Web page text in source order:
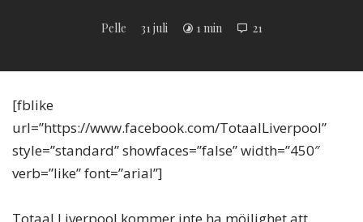
Pelle 31 juli 1 min 21
[fblike
url=”https://www.facebook.com/TotaalLiverpool”
style=”standard” showfaces=”false” width=”450″
verb=”like” font=”arial”]
Totaal Liverpool kommer inte ha möjlighet att